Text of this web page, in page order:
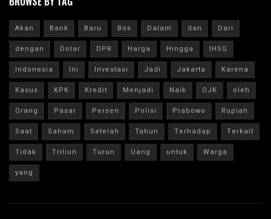
Akan Bank Baru Bos Dalam dan
Dari
dengan
Dolar DPR Harga Hingga
IHSG
Indonesia
Ini Investasi Jadi Jakarta
Karena
Kasus
KPK Kredit Menjadi Naik OJK
oleh
Orang
Pasar Persen Polisi Prabowo
Rupiah
Saat
Saham Setelah Tahun Terhadap
Terkait
Tidak
Triliun Turun Uang untuk
Warga
yang